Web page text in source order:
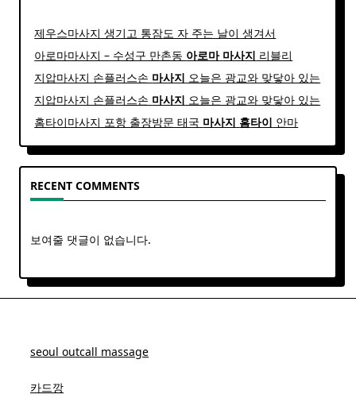
제우스마사지 생기고 통잠도 자 주는 날이 생겨서
아로마마사지 – 수성구 만촌동 아로마 마사지 리블리
지압마사지 손플러스손 마사지 오늘은 광교와 맞닿아 있는
지압마사지 손플러스손 마사지 오늘은 광교와 맞닿아 있는
홈타이마사지 포항 출장방문 태국 마사지 홈타이 안마​
RECENT COMMENTS
보여줄 댓글이 없습니다.
seoul outcall massage
카드깡